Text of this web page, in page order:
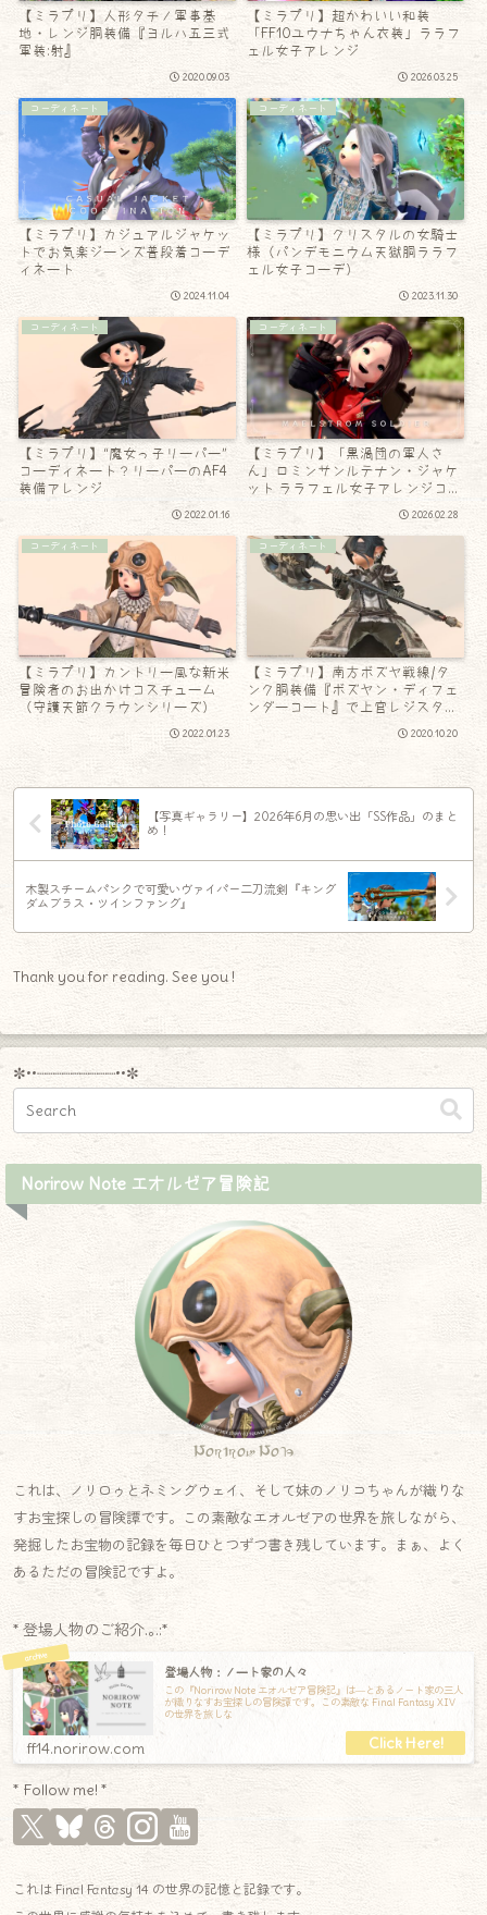
【ミラプリ】人形タチノ軍事基
地・レンジ胴装備『ヨルハ五三式
軍装:射』
2020.09.03
【ミラプリ】超かわいい和装
「FF10ユウナちゃん衣装」ララフ
ェル女子アレンジ
2026.03.25
コーディネート
【ミラプリ】カジュアルジャケッ
トでお気楽ジーンズ普段着コーデ
ィネート
2024.11.04
コーディネート
【ミラプリ】クリスタルの女騎士
様（パンデモニウム天獄胴ララフ
ェル女子コーデ）
2023.11.30
コーディネート
【ミラプリ】“魔女っ子リーパー”
コーディネート？リーパーのAF4
装備アレンジ
2022.01.16
コーディネート
【ミラプリ】「黒渦団の軍人さ
ん」ロミンサンルテナン・ジャケ
ット ララフェル女子アレンジコー
2026.02.28
コーディネート
【ミラプリ】カントリー風な新米
冒険者のお出かけコスチューム
（守護天節クラウンシリーズ）
2022.01.23
コーディネート
【ミラプリ】南方ボズヤ戦線/タ
ンク胴装備『ボズヤン・ディフェ
ンダーコート』で上官レジスタン
2020.10.20
【写真ギャラリー】2026年6月の思い出「SS作品」のまと
め！
木製スチームパンクで可愛いヴァイパー二刀流剣『キング
ダムブラス・ツインファング』
Thank you for reading. See you !
✼••┈┈┈┈┈┈┈┈┈••✼
Norirow Note エオルゼア冒険記
Norirow Note
これは、ノリロゥとネミングウェイ、そして妹のノリコちゃんが織りな
すお宝探しの冒険譚です。この素敵なエオルゼアの世界を旅しながら、
発掘したお宝物の記録を毎日ひとつずつ書き残しています。まぁ、よく
あるただの冒険記ですよ。
* 登場人物のご紹介.｡.:*
登場人物：ノート家の人々
この『Norirow Note エオルゼア冒険記』は―とあるノート家の三人
が織りなすお宝探しの冒険譚です。この素敵な Final Fantasy XIV
の世界を旅しな
ff14.norirow.com
* Follow me! *
これは Final Fantasy 14 の世界の記憶と記録です。